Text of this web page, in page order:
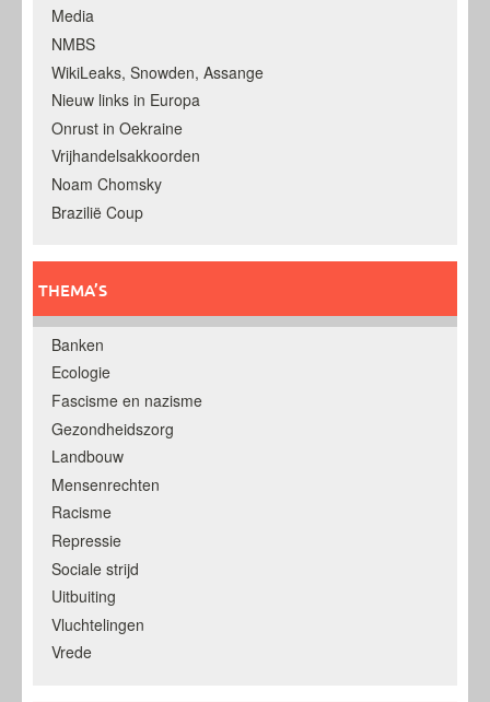
Media
NMBS
WikiLeaks, Snowden, Assange
Nieuw links in Europa
Onrust in Oekraine
Vrijhandelsakkoorden
Noam Chomsky
Brazilië Coup
THEMA’S
Banken
Ecologie
Fascisme en nazisme
Gezondheidszorg
Landbouw
Mensenrechten
Racisme
Repressie
Sociale strijd
Uitbuiting
Vluchtelingen
Vrede